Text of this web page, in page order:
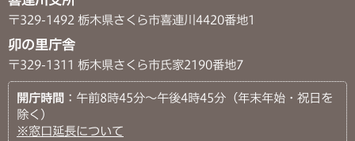
〒329-1492 栃木県さくら市喜連川4420番地1
卯の里庁舎
〒329-1311 栃木県さくら市氏家2190番地7
開庁時間 ：午前8時45分～午後4時45分（年末年始・祝日を
除く）
※窓口延長について